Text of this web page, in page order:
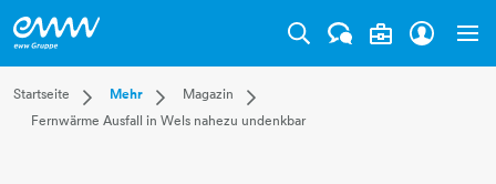
Startseite
Dropdown Startseite
Privatkunden
Mehr
Dropdown Mehr
Karriere
Magazin
Dropdown Magazin
Aktuell
Fernwärme Ausfall in Wels nahezu undenkbar